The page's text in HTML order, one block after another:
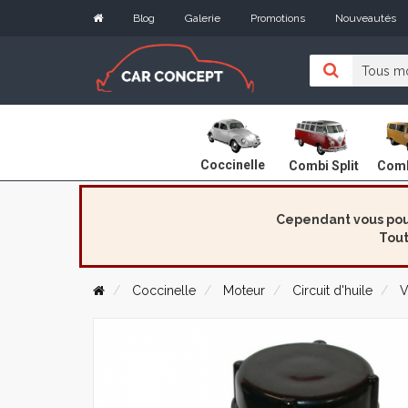
Blog Galerie Promotions Nouveautés
Coccinelle Combi Split
Cependant vous
Coccinelle Moteur Circuit d'huile